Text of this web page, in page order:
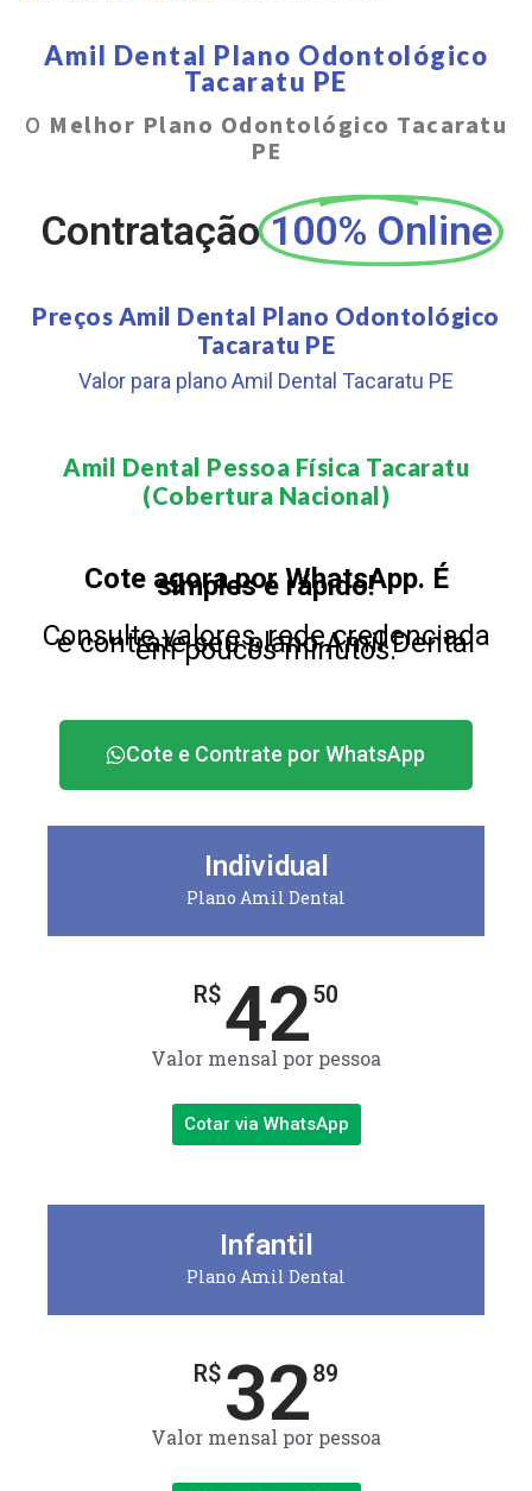
Amil Dental Plano Odontológico
Tacaratu PE
O Melhor Plano Odontológico Tacaratu
PE
Contratação 100% Online
Preços Amil Dental Plano Odontológico
Tacaratu PE
Valor para plano Amil Dental Tacaratu PE
Amil Dental Pessoa Física Tacaratu
(Cobertura Nacional)​
Cote agora por WhatsApp. É
simples e rápido!
Consulte valores, rede credenciada
e contrate seu plano Amil Dental
em poucos minutos.
Cote e Contrate por WhatsApp
Individual
Plano Amil Dental
R$4250
Valor mensal por pessoa
Cotar via WhatsApp
Infantil
Plano Amil Dental
R$ 3289
Valor mensal por pessoa